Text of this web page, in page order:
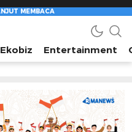
Ekobiz Entertainment